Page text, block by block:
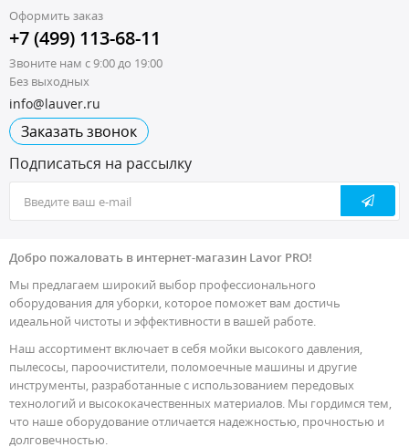
Оформить заказ
+7 (499) 113-68-11
Звоните нам с 9:00 до 19:00
Без выходных
info@lauver.ru
Заказать звонок
Подписаться на рассылку
Добро пожаловать в интернет-магазин Lavor PRO!
Мы предлагаем широкий выбор профессионального
оборудования для уборки, которое поможет вам достичь
идеальной чистоты и эффективности в вашей работе.
Наш ассортимент включает в себя мойки высокого давления,
пылесосы, пароочистители, поломоечные машины и другие
инструменты, разработанные с использованием передовых
технологий и высококачественных материалов. Мы гордимся тем,
что наше оборудование отличается надежностью, прочностью и
долговечностью.